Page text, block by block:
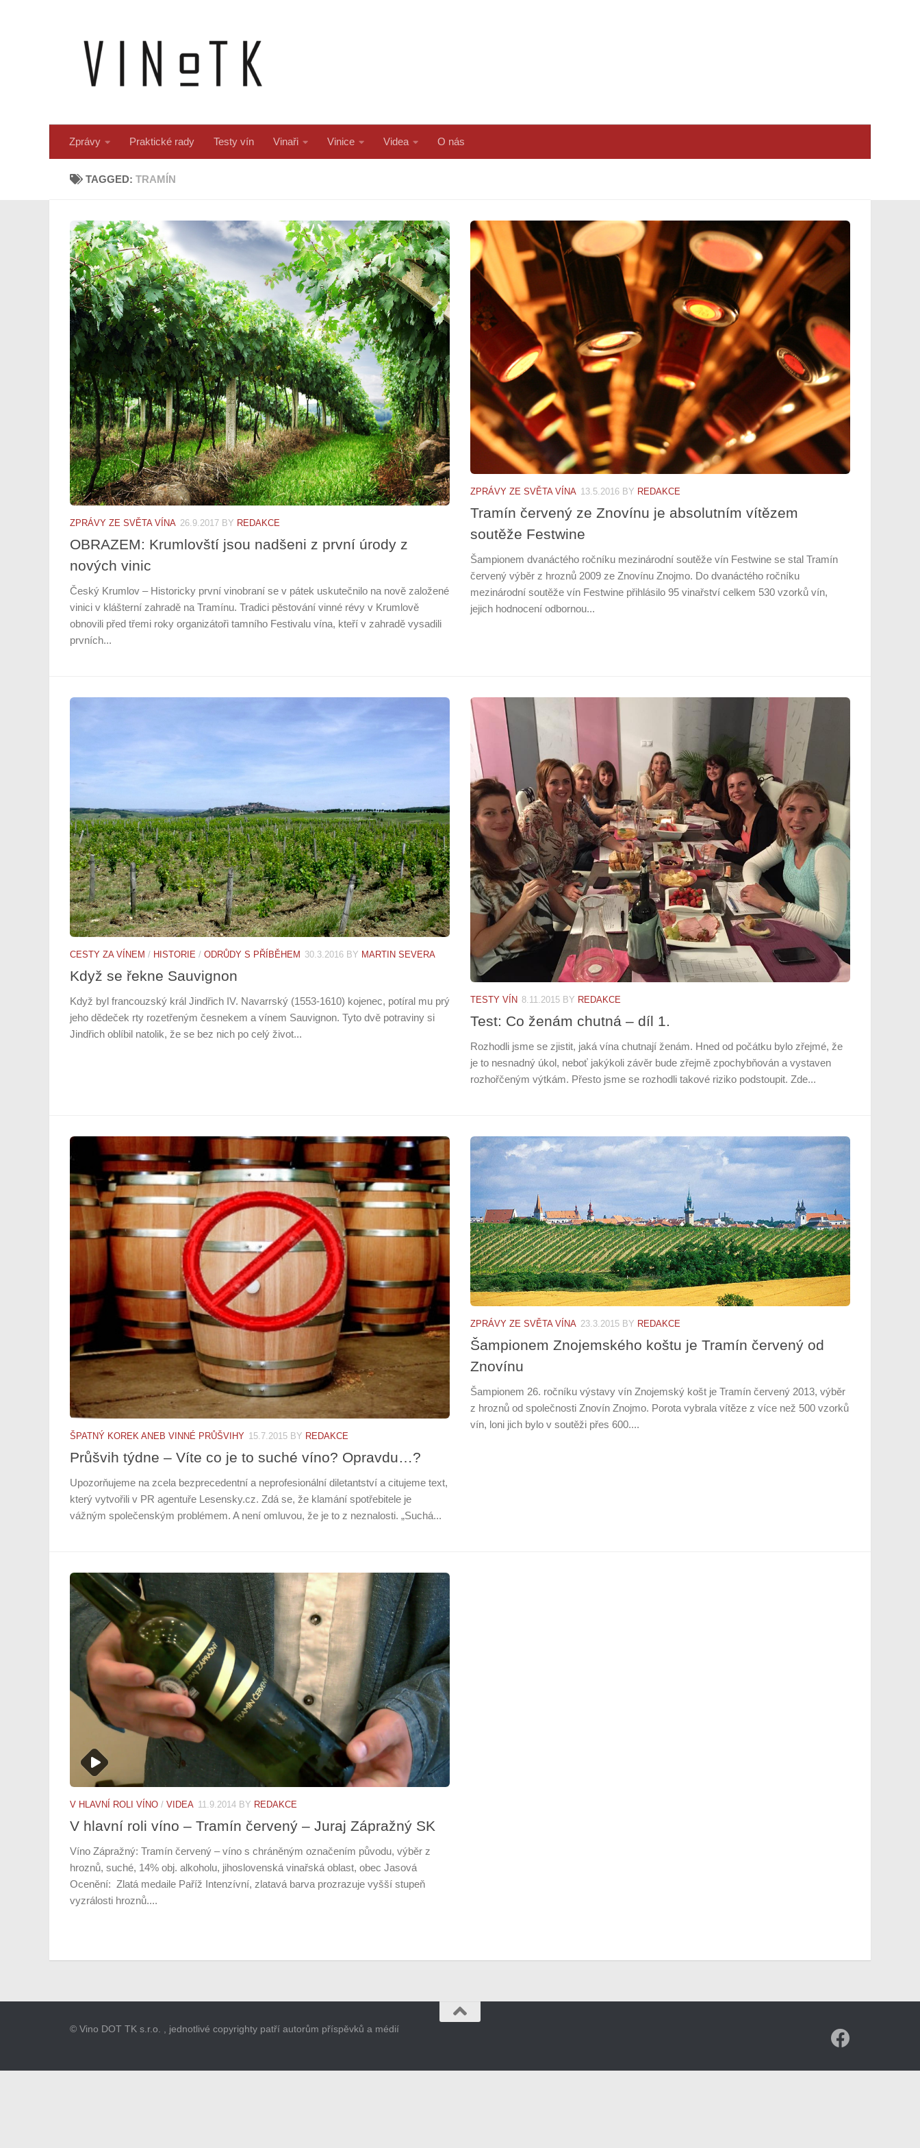
Zprávy Praktické rady Testy vín Vinaři Vinice Videa O nás
TAGGED:TRAMÍN
ZPRÁVY ZE SVĚTA VÍNA 26.9.2017 BY REDAKCE
OBRAZEM: Krumlovští jsou nadšeni z první úrody z
nových vinic
Český Krumlov – Historicky první vinobraní se v pátek uskutečnilo na nově založené
vinici v klášterní zahradě na Tramínu. Tradici pěstování vinné révy v Krumlově
obnovili před třemi roky organizátoři tamního Festivalu vína, kteří v zahradě vysadili
prvních...
ZPRÁVY ZE SVĚTA VÍNA 13.5.2016 BY REDAKCE
Tramín červený ze Znovínu je absolutním vítězem
soutěže Festwine
Šampionem dvanáctého ročníku mezinárodní soutěže vín Festwine se stal Tramín
červený výběr z hroznů 2009 ze Znovínu Znojmo. Do dvanáctého ročníku
mezinárodní soutěže vín Festwine přihlásilo 95 vinařství celkem 530 vzorků vín,
jejich hodnocení odbornou...
CESTY ZA VÍNEM / HISTORIE / ODRŮDY S PŘÍBĚHEM 30.3.2016 BY MARTIN SEVERA
Když se řekne Sauvignon
Když byl francouzský král Jindřich IV. Navarrský (1553-1610) kojenec, potíral mu prý
jeho dědeček rty rozetřeným česnekem a vínem Sauvignon. Tyto dvě potraviny si
Jindřich oblíbil natolik, že se bez nich po celý život...
TESTY VÍN 8.11.2015 BY REDAKCE
Test: Co ženám chutná – díl 1.
Rozhodli jsme se zjistit, jaká vína chutnají ženám. Hned od počátku bylo zřejmé, že
je to nesnadný úkol, neboť jakýkoli závěr bude zřejmě zpochybňován a vystaven
rozhořčeným výtkám. Přesto jsme se rozhodli takové riziko podstoupit. Zde...
ŠPATNÝ KOREK ANEB VINNÉ PRŮŠVIHY 15.7.2015 BY REDAKCE
Průšvih týdne – Víte co je to suché víno? Opravdu…?
Upozorňujeme na zcela bezprecedentní a neprofesionální diletantství a citujeme text,
který vytvořili v PR agentuře Lesensky.cz. Zdá se, že klamání spotřebitele je
vážným společenským problémem. A není omluvou, že je to z neznalosti. „Suchá...
ZPRÁVY ZE SVĚTA VÍNA 23.3.2015 BY REDAKCE
Šampionem Znojemského koštu je Tramín červený od
Znovínu
Šampionem 26. ročníku výstavy vín Znojemský košt je Tramín červený 2013, výběr
z hroznů od společnosti Znovín Znojmo. Porota vybrala vítěze z více než 500 vzorků
vín, loni jich bylo v soutěži přes 600....
V HLAVNÍ ROLI VÍNO / VIDEA 11.9.2014 BY REDAKCE
V hlavní roli víno – Tramín červený – Juraj Zápražný SK
Víno Zápražný: Tramín červený – víno s chráněným označením původu, výběr z
hroznů, suché, 14% obj. alkoholu, jihoslovenská vinařská oblast, obec Jasová
Ocenění: Zlatá medaile Paříž Intenzívní, zlatavá barva prozrazuje vyšší stupeň
vyzrálosti hroznů....
© Vino DOT TK s.r.o. , jednotlivé copyrighty patří autorům příspěvků a médií